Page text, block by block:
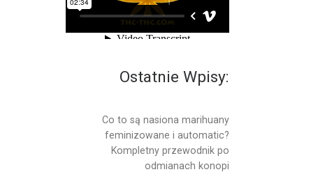
Ostatnie Wpisy:
Co to są nasiona marihuany
feminizowane i automatic?
Kompletny przewodnik po
odmianach konopi